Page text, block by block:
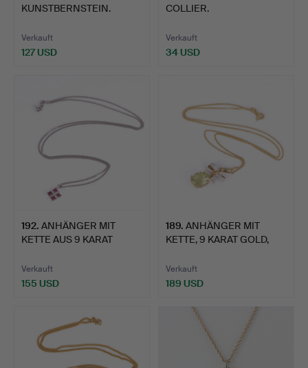
KUNSTBERNSTEIN.
Verkauft
127 USD
COLLIER.
Verkauft
34 USD
192. ANHÄNGER MIT
KETTE AUS 9 KARAT
Verkauft
155 USD
189. ANHÄNGER MIT
KETTE, 9 KARAT GOLD,
Verkauft
189 USD